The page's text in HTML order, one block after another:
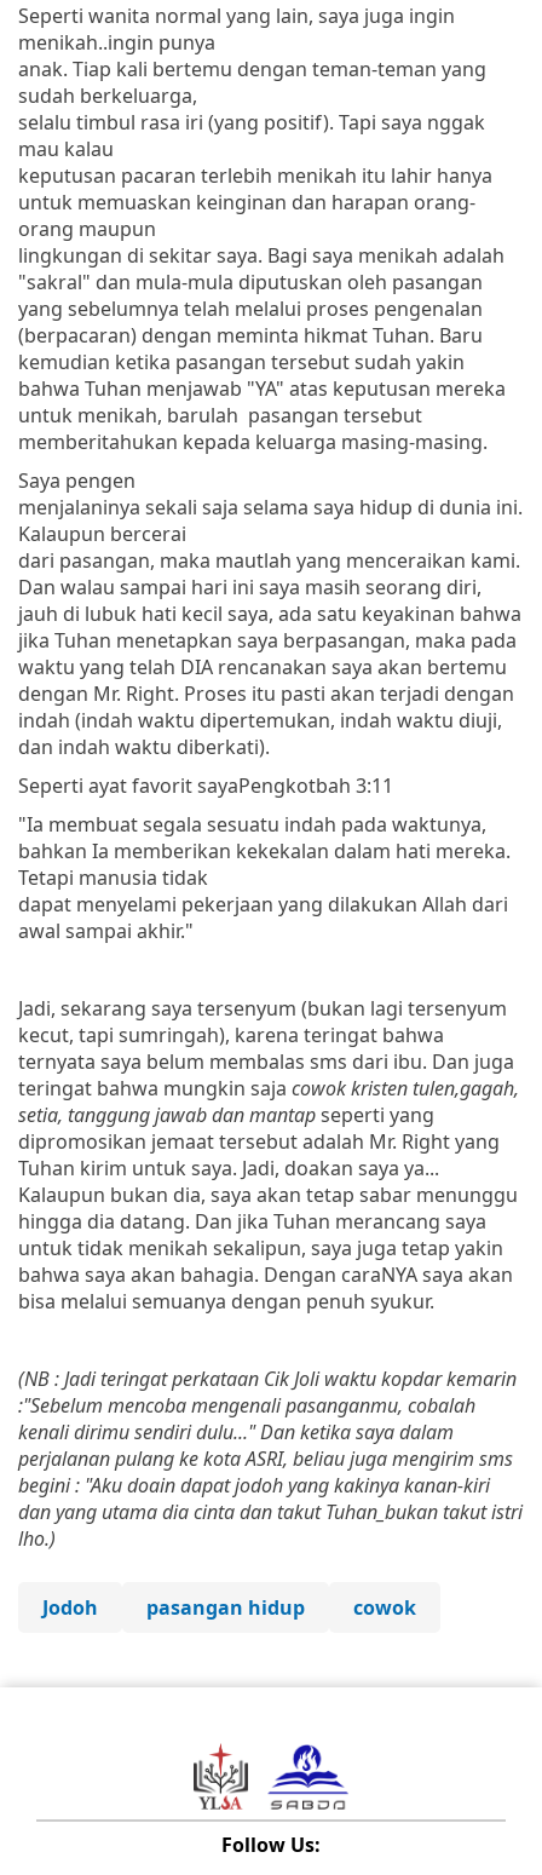
Seperti wanita normal yang lain, saya juga ingin
menikah..ingin punya
anak. Tiap kali bertemu dengan teman-teman yang
sudah berkeluarga,
selalu timbul rasa iri (yang positif). Tapi saya nggak
mau kalau
keputusan pacaran terlebih menikah itu lahir hanya
untuk memuaskan keinginan dan harapan orang-
orang maupun
lingkungan di sekitar saya. Bagi saya menikah adalah
"sakral" dan mula-mula diputuskan oleh pasangan
yang sebelumnya telah melalui proses pengenalan
(berpacaran) dengan meminta hikmat Tuhan. Baru
kemudian ketika pasangan tersebut sudah yakin
bahwa Tuhan menjawab "YA" atas keputusan mereka
untuk menikah, barulah pasangan tersebut
memberitahukan kepada keluarga masing-masing.
Saya pengen
menjalaninya sekali saja selama saya hidup di dunia ini.
Kalaupun bercerai
dari pasangan, maka mautlah yang menceraikan kami.
Dan walau sampai hari ini saya masih seorang diri,
jauh di lubuk hati kecil saya, ada satu keyakinan bahwa
jika Tuhan menetapkan saya berpasangan, maka pada
waktu yang telah DIA rencanakan saya akan bertemu
dengan Mr. Right. Proses itu pasti akan terjadi dengan
indah (indah waktu dipertemukan, indah waktu diuji,
dan indah waktu diberkati).
Seperti ayat favorit sayaPengkotbah 3:11
"Ia membuat segala sesuatu indah pada waktunya,
bahkan Ia memberikan kekekalan dalam hati mereka.
Tetapi manusia tidak
dapat menyelami pekerjaan yang dilakukan Allah dari
awal sampai akhir."
Jadi, sekarang saya tersenyum (bukan lagi tersenyum
kecut, tapi sumringah), karena teringat bahwa
ternyata saya belum membalas sms dari ibu. Dan juga
teringat bahwa mungkin saja cowok kristen tulen,gagah,
setia, tanggung jawab dan mantapseperti yang
dipromosikan jemaat tersebut adalah Mr. Right yang
Tuhan kirim untuk saya. Jadi, doakan saya ya...
Kalaupun bukan dia, saya akan tetap sabar menunggu
hingga dia datang. Dan jika Tuhan merancang saya
untuk tidak menikah sekalipun, saya juga tetap yakin
bahwa saya akan bahagia. Dengan caraNYA saya akan
bisa melalui semuanya dengan penuh syukur.
(NB : Jadi teringat perkataan Cik Joli waktu kopdar kemarin
:"Sebelum mencoba mengenali pasanganmu, cobalah
kenali dirimu sendiri dulu..." Dan ketika saya dalam
perjalanan pulang ke kota ASRI, beliau juga mengirim sms
begini : "Aku doain dapat jodoh yang kakinya kanan-kiri
dan yang utama dia cinta dan takut Tuhan_bukan takut istri
lho.)
Jodoh pasangan hidup cowok
Follow Us: